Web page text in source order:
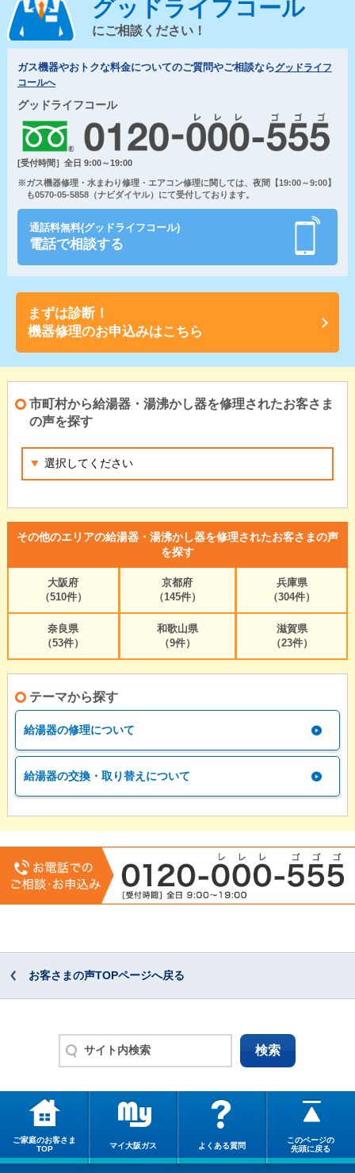
グッドライフコール
にご相談ください！
ガス機器やおトクな料金についてのご質問やご相談ならグッドライフ
コールへ
グッドライフコール
[受付時間］全日 9:00～19:00
※ガス機器修理・水まわり修理・エアコン修理に関しては、夜間【19:00～9:00】
も0570-05-5858（ナビダイヤル）にて受付しております。
通話料無料(グッドライフコール)
電話で相談する
まずは診断！
機器修理のお申込みはこちら
市町村から給湯器・湯沸かし器を修理されたお客さま
の声を探す
その他のエリアの給湯器・湯沸かし器を修理されたお客さまの声
を探す
大阪府
（510件）
京都府
（145件）
兵庫県
（304件）
奈良県
（53件）
和歌山県
（9件）
滋賀県
（23件）
テーマから探す
給湯器の修理について
給湯器の交換・取り替えについて
お客さまの声TOPページへ戻る
ご家庭のお客さま
TOP
マイ大阪ガス よくある質問
このページの
先頭に戻る